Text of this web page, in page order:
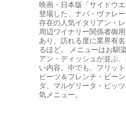
映画・日本版「サイドウ
登場した、ナパ・ヴァレ
存在の人気イタリアン・レ
周辺ワイナリー関係者御
あり、訪れる度に業界有
るほど。 メニューはお馴
アン・ディッシュが並ぶ
い内容。中でも、フリット
ビーツ＆フレンチ・ビー
ダ、マルゲリータ・ピッ
気メニュー。